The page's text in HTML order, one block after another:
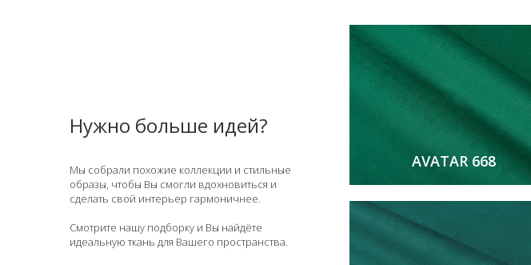
Нужно больше идей?
Мы собрали похожие коллекции и стильные
образы, чтобы Вы смогли вдохновиться и
сделать свой интерьер гармоничнее.
Смотрите нашу подборку и Вы найдёте
идеальную ткань для Вашего пространства.
AVATAR 668